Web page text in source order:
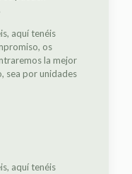
aquí tenéis
os
la mejor
sea por unidades
aquí tenéis